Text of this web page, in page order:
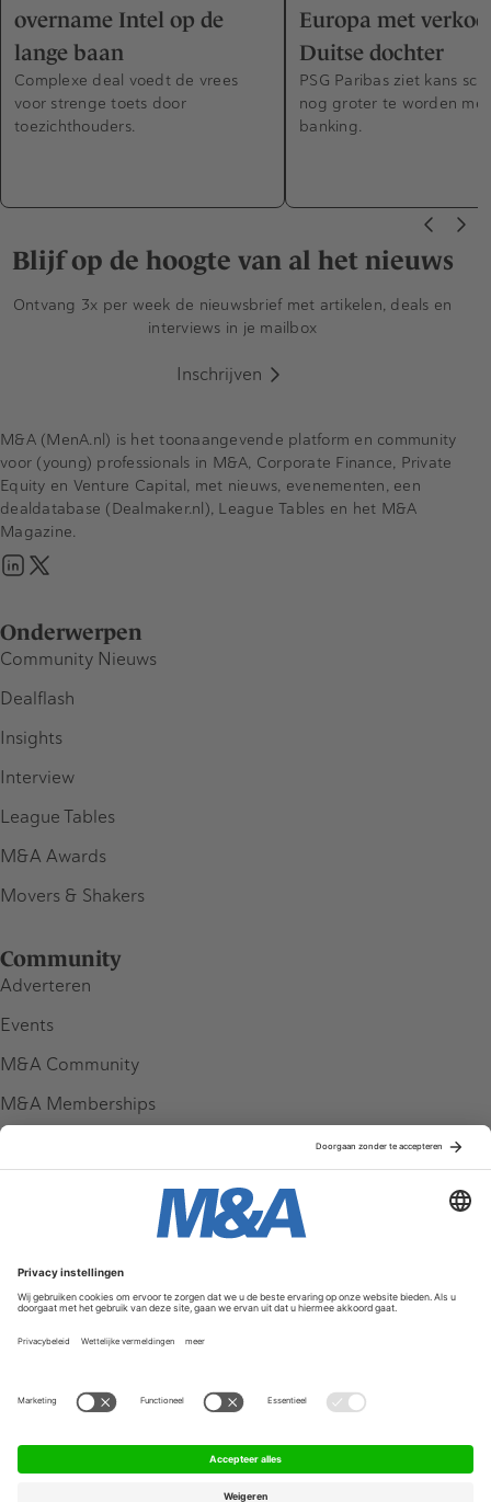
overname Intel op de
lange baan
Complexe deal voedt de vrees
voor strenge toets door
toezichthouders.
Europa met
Duitse dochter
PSG Paribas ziet kans
nog groter te worden
banking.
Blijf op de hoogte van al het nieuws
Ontvang 3x per week de nieuwsbrief met artikelen, deals en
interviews in je mailbox
Inschrijven
Onderwerpen
Community Nieuws
Dealflash
Insights
Interview
League Tables
M&A Awards
Movers & Shakers
Community
Adverteren
Events
M&A Community
M&A Memberships
Service & Contact
Contact
FAQ
Werken bij ons
Algemene Voorwaarden
M&A (MenA.nl) is het toonaangevende platform en community
voor (young) professionals in M&A, Corporate Finance, Private
Equity en Venture Capital, met nieuws, evenementen, een
dealdatabase (Dealmaker.nl), League Tables en het M&A
Magazine.